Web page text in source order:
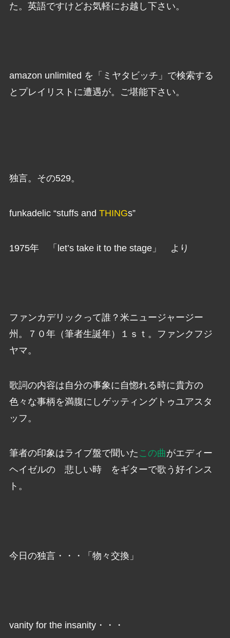
た。英語ですけどお気軽にお越し下さい。
amazon unlimited を「ミヤタビッチ」で検索する
とプレイリストに遭遇が。ご堪能下さい。
独言。その529。
funkadelic “stuffs and THINGs”
1975年 「let’s take it to the stage」 より
ファンカデリックって誰？米ニュージャージー
州。７０年（筆者生誕年）１ｓｔ。ファンクフジ
ヤマ。
歌詞の内容は自分の事象に自惚れる時に貴方の
色々な事柄を満腹にしゲッティングトゥユアスタ
ッフ。
筆者の印象はライブ盤で聞いた この曲がエディー
ヘイゼルの 悲しい時 をギターで歌う好インス
ト。
今日の独言・・・「物々交換」
vanity for the insanity・・・